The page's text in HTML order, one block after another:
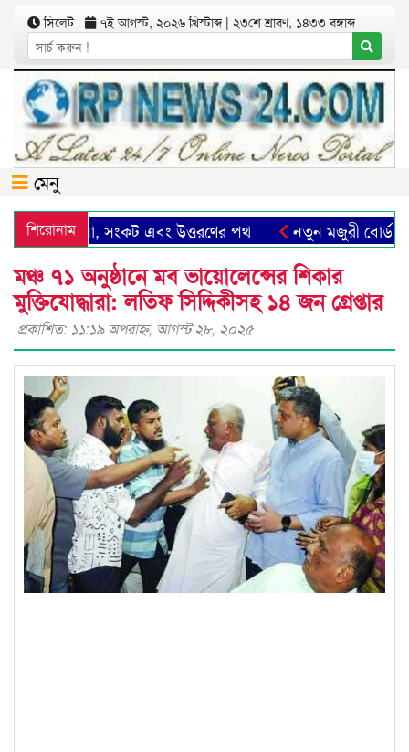
সিলেট ৭ই আগস্ট, ২০২৬ খ্রিস্টাব্দ | ২৩শে শ্রাবণ, ১৪৩৩ বঙ্গাব্দ
মেনু
শিরোনাম
সম্ভাবনা, সংকট এবং উত্তরণের পথ নতুন মজুরী বোর্ড
মঞ্চ ৭১ অনুষ্ঠানে মব ভায়োলেন্সের শিকার
মুক্তিযোদ্ধারা: লতিফ সিদ্দিকীসহ ১৪ জন গ্রেপ্তার
প্রকাশিত: ১১:১৯ অপরাহ্ণ, আগস্ট ২৮, ২০২৫